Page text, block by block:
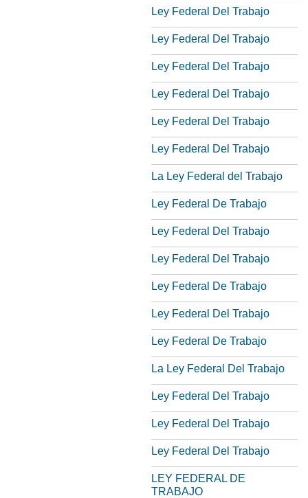
Ley Federal Del Trabajo
Ley Federal Del Trabajo
Ley Federal Del Trabajo
Ley Federal Del Trabajo
Ley Federal Del Trabajo
Ley Federal Del Trabajo
La Ley Federal del Trabajo
Ley Federal De Trabajo
Ley Federal Del Trabajo
Ley Federal Del Trabajo
Ley Federal De Trabajo
Ley Federal Del Trabajo
Ley Federal De Trabajo
La Ley Federal Del Trabajo
Ley Federal Del Trabajo
Ley Federal Del Trabajo
Ley Federal Del Trabajo
LEY FEDERAL DE
TRABAJO